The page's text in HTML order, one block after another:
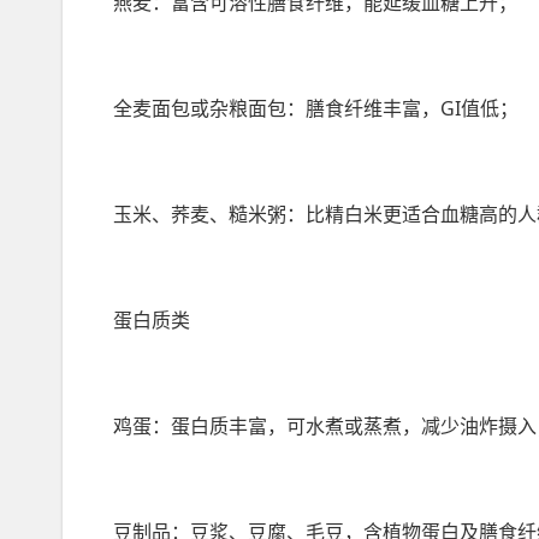
全麦面包或杂粮面包：膳食纤维丰富，GI值低；
玉米、荞麦、糙米粥：比精白米更适合血糖高的人
蛋白质类
鸡蛋：蛋白质丰富，可水煮或蒸煮，减少油炸摄入
豆制品：豆浆、豆腐、毛豆，含植物蛋白及膳食纤